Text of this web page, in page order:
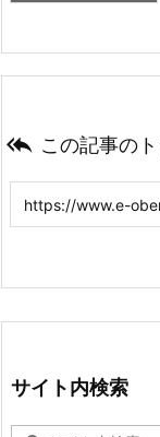
 この記事の
サイト内検索